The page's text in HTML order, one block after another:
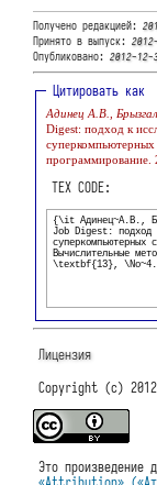
Получено редакцией:
Принято в выпуск:
Опубликовано:2012-12-
Цитировать как
Адинец А.В.,
Digest: подход к
программирование.
TEX CODE:
Лицензия
Copyright (c) 2012
Это произведение